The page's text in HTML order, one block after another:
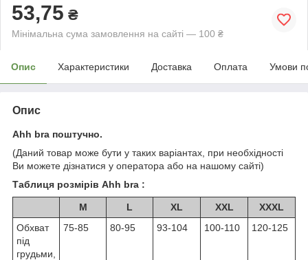
53,75 ₴
Мінімальна сума замовлення на сайті — 100 ₴
Опис Характеристики Доставка Оплата Умови
Опис
Ahh bra поштучно.
(Даний товар може бути у таких варіантах, при необхідності
Ви можете дізнатися у оператора або на нашому сайті)
Таблиця розмірів Ahh bra :
M L XL XXL
XXXL
Обхват
під
грудьми,
75-85 80-95 93-104 100-110 120-125